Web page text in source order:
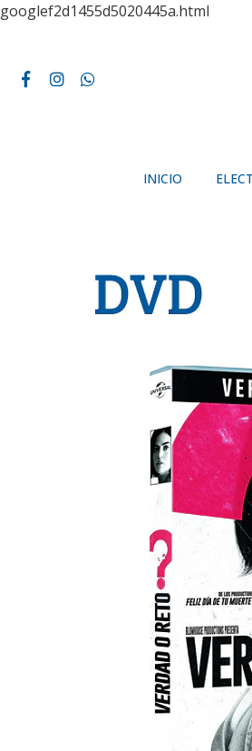
googlef2d1455d5020445a.html
INICIO